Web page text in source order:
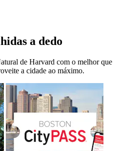
a dedo
de Harvard com o melhor que
a cidade ao máximo.